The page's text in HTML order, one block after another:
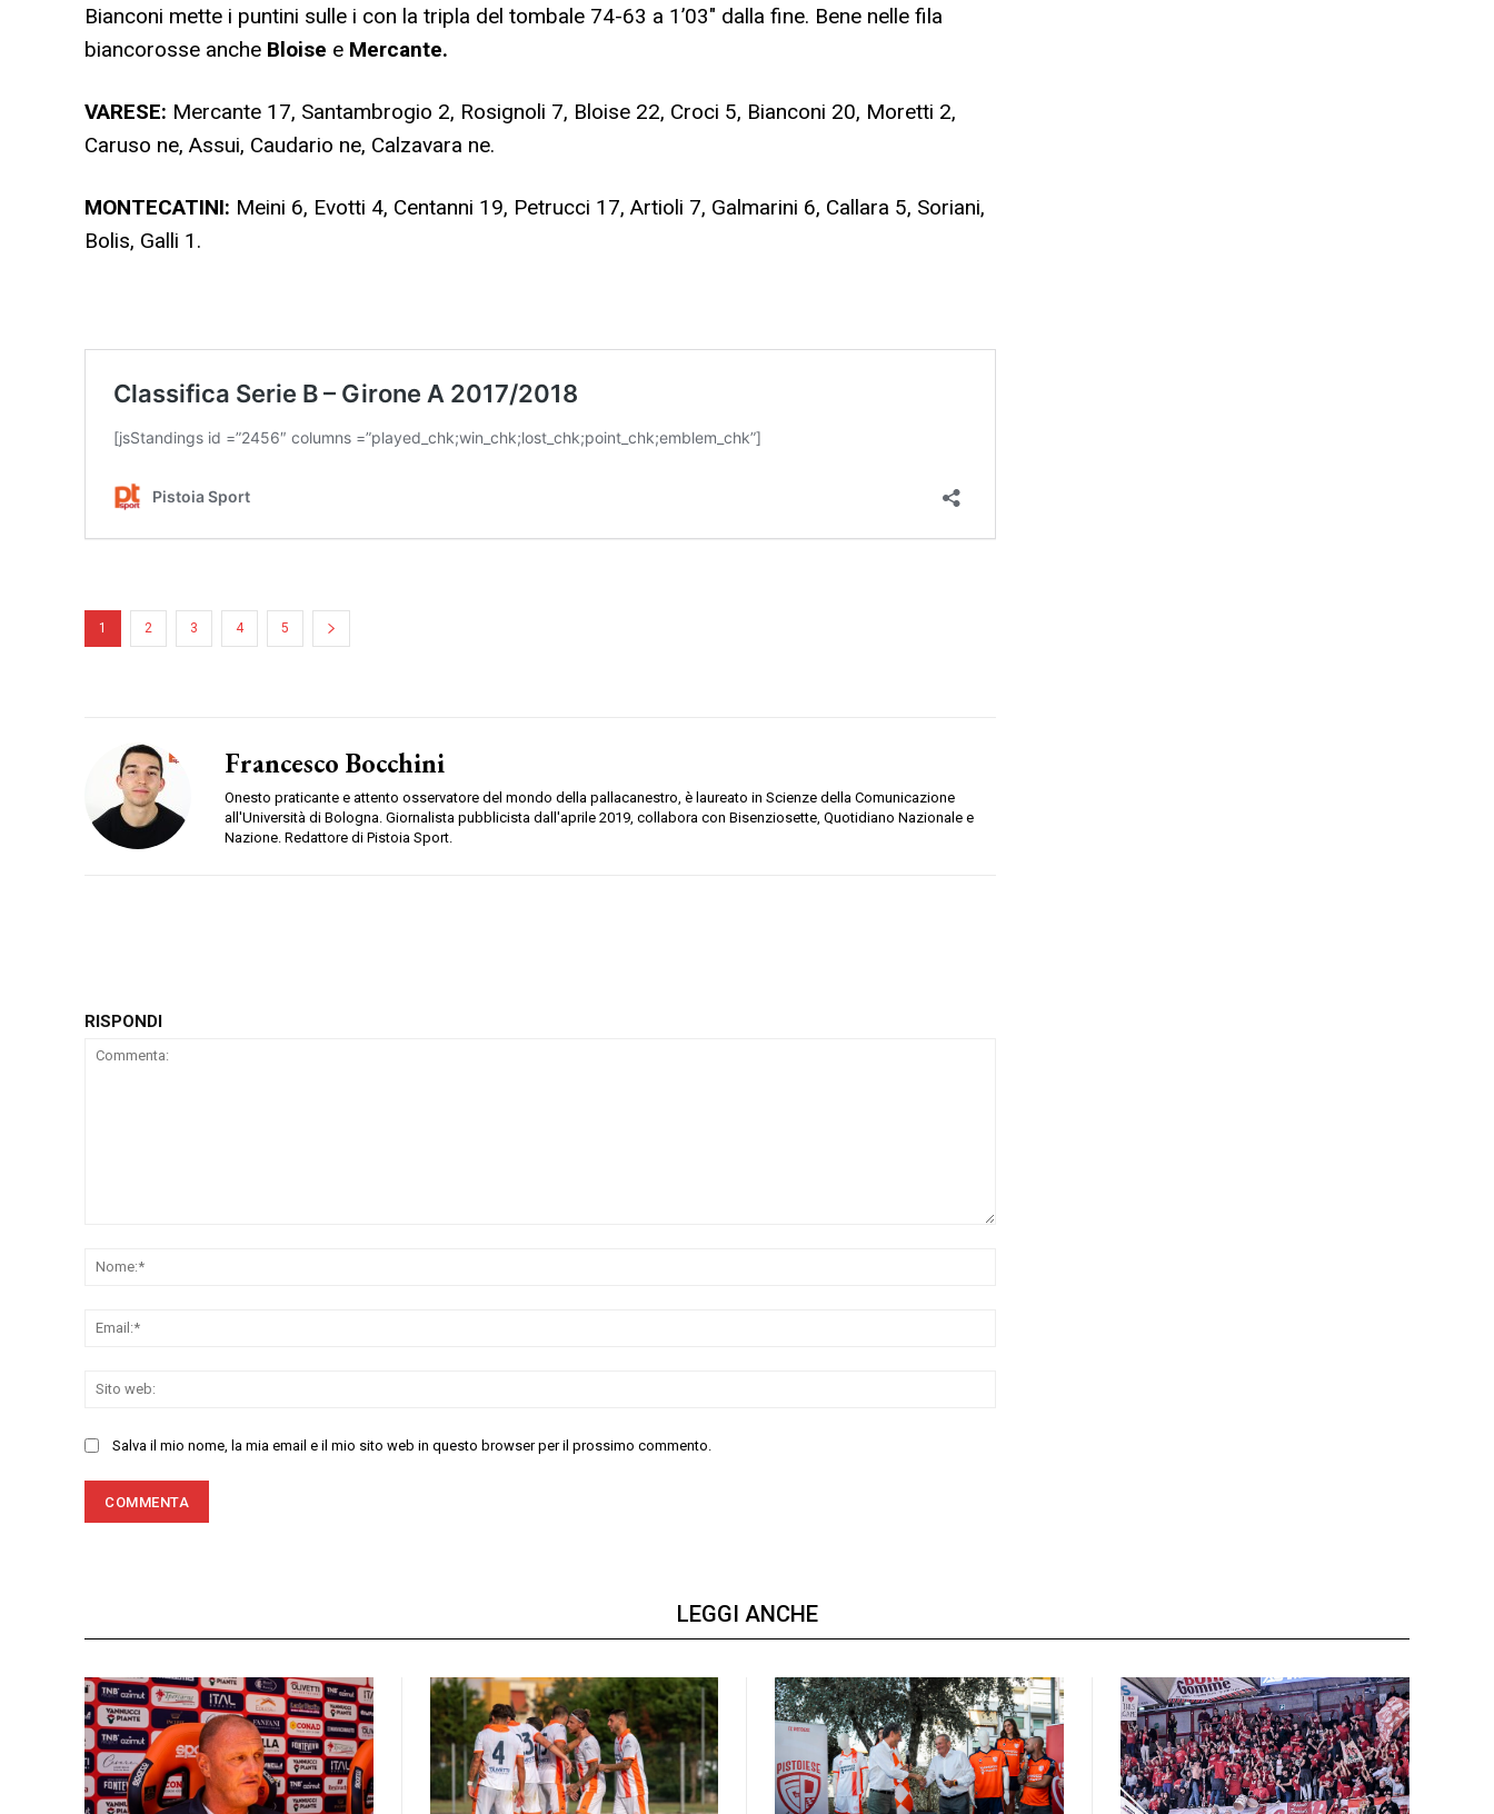
Bianconi mette i puntini sulle i con la tripla del tombale 74-63 a 1’03″ dalla fine. Bene nelle fila
biancorosse anche Bloise e Mercante.
VARESE: Mercante 17, Santambrogio 2, Rosignoli 7, Bloise 22, Croci 5, Bianconi 20, Moretti 2,
Caruso ne, Assui, Caudario ne, Calzavara ne.
MONTECATINI: Meini 6, Evotti 4, Centanni 19, Petrucci 17, Artioli 7, Galmarini 6, Callara 5, Soriani,
Bolis, Galli 1.
1 2 3 4 5
Francesco Bocchini
Onesto praticante e attento osservatore del mondo della pallacanestro, è laureato in Scienze della Comunicazione
all'Università di Bologna. Giornalista pubblicista dall'aprile 2019, collabora con Bisenziosette, Quotidiano Nazionale e
Nazione. Redattore di Pistoia Sport.
RISPONDI
Salva il mio nome, la mia email e il mio sito web in questo browser per il prossimo commento.
LEGGI ANCHE